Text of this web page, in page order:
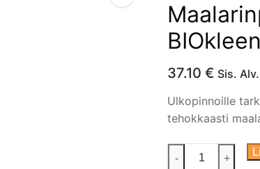
37.10 € Sis. Alv.
Ulkopinnoille
tehokkaasti
Maalarinpesu
- +